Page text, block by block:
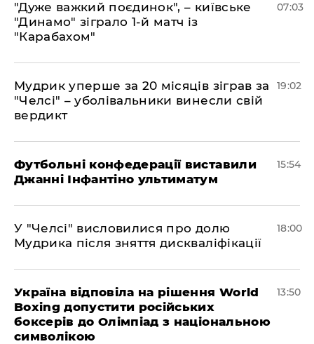
"Дуже важкий поєдинок", – київське
"Динамо" зіграло 1-й матч із
"Карабахом"
07:03
​Мудрик уперше за 20 місяців зіграв за
"Челсі" – уболівальники винесли свій
вердикт
19:02
Футбольні конфедерації виставили
Джанні Інфантіно ультиматум
15:54
У "Челсі" висловилися про долю
Мудрика після зняття дискваліфікації
18:00
Україна відповіла на рішення World
Boxing допустити російських
боксерів до Олімпіад з національною
символікою
13:50